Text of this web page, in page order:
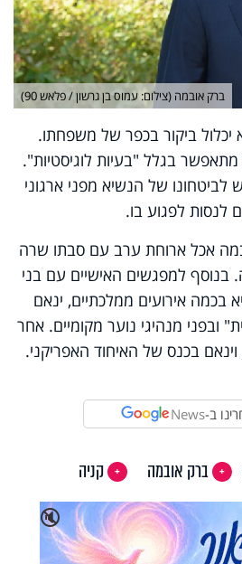
ברק אובמה (צילום: עמוס בן גרשון / פלאש 90)
יכלול ביקור בכפר של משפחתו.
מתאפשר בגלל "בעיות לוגיסטיות".
של הנשיא מפני ארגוני
לנסות לפגוע בו.
אכל ארוחת ערב עם סבתו שרה
בנוסף למפגשים האישיים עם בני
אירועים ממלכתיים, ינאם
ובפני מנהיגי נוער מקומיים. אחר
בכנס של האיחוד האפריקני.
ב-News
ברק אובמה
קניה
🔇